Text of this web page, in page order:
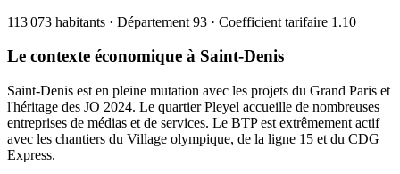
113 073 habitants · Département 93 · Coefficient tarifaire 1.10
Le contexte économique à Saint-Denis
Saint-Denis est en pleine mutation avec les projets du Grand Paris et
l'héritage des JO 2024. Le quartier Pleyel accueille de nombreuses
entreprises de médias et de services. Le BTP est extrêmement actif
avec les chantiers du Village olympique, de la ligne 15 et du CDG
Express.